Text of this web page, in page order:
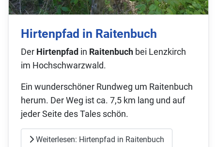
Hirtenpfad in Raitenbuch
Der Hirtenpfad in Raitenbuchbei Lenzkirch
im Hochschwarzwald.
Ein wunderschöner Rundweg um Raitenbuch
herum. Der Weg ist ca. 7,5 km lang und auf
jeder Seite des Tales schön.
Weiterlesen: Hirtenpfad in Raitenbuch